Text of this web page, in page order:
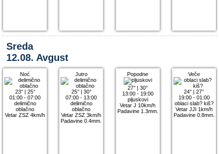
Sreda
12.08. Avgust
Noć
23°| 25°
01:00 - 07:00
delimično
oblačno
Vetar ZSZ 4km/h
Jutro
25°| 30°
07:00 - 13:00
delimično
oblačno
Vetar ZSZ 3km/h
Padavine 0.4mm.
Popodne
27° |30°
13:00 - 19:00
pljuskovi
Vetar J 10km/h
Padavine 1.3mm.
Veče
24° |27°
19:00 - 01:00
oblaci slab? kiš?
Vetar JJI 1km/h
Padavine 0.8mm.